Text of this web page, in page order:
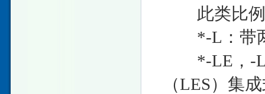
此类比例
*-L：带两
*-LE，-
（LES）集